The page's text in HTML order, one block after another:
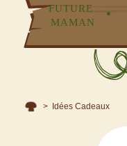
FUTURE
MAMAN
•
> Idées Cadeaux